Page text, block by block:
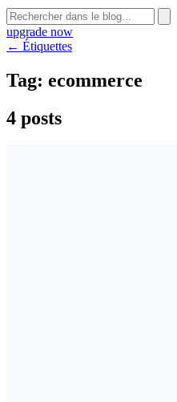
upgrade now
← Étiquettes
Tag: ecommerce
4 posts